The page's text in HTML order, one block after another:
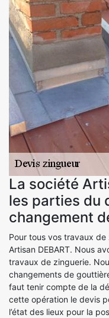
La société
les parties du
changement
Pour tous vos travaux
Artisan DEBART. Nous
travaux de zinguerie.
changements de
faut tenir compte de la
cette opération le devis
l’état des lieux pour la